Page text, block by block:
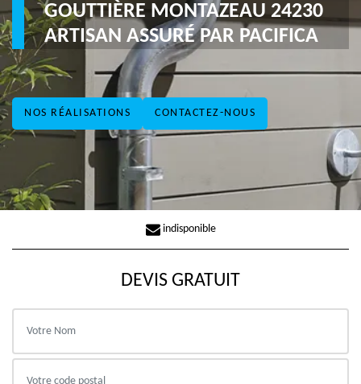
NOS RÉALISATIONS CONTACTEZ-NOUS
GOUTTIÈRE MONTAZEAU 24230
ARTISAN ASSURÉ PAR PACIFICA
indisponible
DEVIS GRATUIT